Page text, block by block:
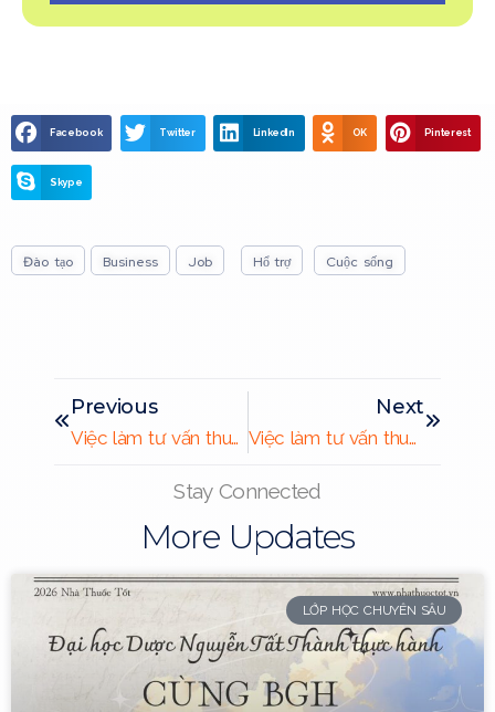
Facebook Twitter LinkedIn OK Pinterest
Skype
Đào tạo Business Job Hổ trợ Cuộc sống
Previous
Việc làm tư vấn thuốc tháng 4.2026
Next
Việc làm tư vấn thuốc tháng 7.2026
Stay Connected
More Updates
LỚP HỌC CHUYÊN SÂU